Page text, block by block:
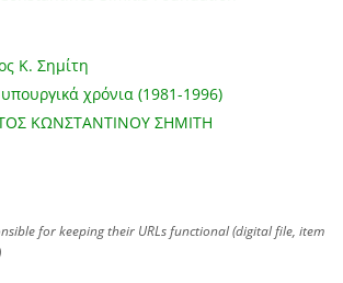
K. Σημίτη
χρόνια (1981-1996)
ΚΩΝΣΤΑΝΤΙΝΟΥ ΣΗΜΙΤΗ
for keeping their URLs functional (digital file, item